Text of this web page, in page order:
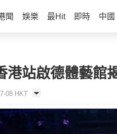
聞 娛樂 最Hit 即時 中國
港站啟德體藝館
08 HKT